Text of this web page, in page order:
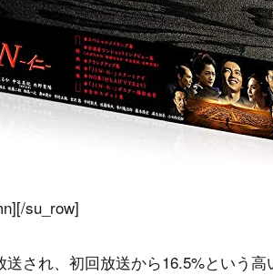
su_row]
送され、初回放送から16.5%という高